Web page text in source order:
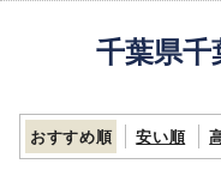
千葉県千
おすすめ順 安い順